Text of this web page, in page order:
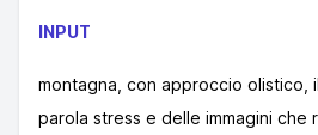
INPUT
montagna, con approccio olistico,
parola stress e delle immagini che